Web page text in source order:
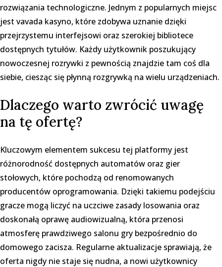
rozwiązania technologiczne. Jednym z popularnych miejsc
jest vavada kasyno, które zdobywa uznanie dzięki
przejrzystemu interfejsowi oraz szerokiej bibliotece
dostępnych tytułów. Każdy użytkownik poszukujący
nowoczesnej rozrywki z pewnością znajdzie tam coś dla
siebie, ciesząc się płynną rozgrywką na wielu urządzeniach.
Dlaczego warto zwrócić uwagę
na tę ofertę?
Kluczowym elementem sukcesu tej platformy jest
różnorodność dostępnych automatów oraz gier
stołowych, które pochodzą od renomowanych
producentów oprogramowania. Dzięki takiemu podejściu
gracze mogą liczyć na uczciwe zasady losowania oraz
doskonałą oprawę audiowizualną, która przenosi
atmosferę prawdziwego salonu gry bezpośrednio do
domowego zacisza. Regularne aktualizacje sprawiają, że
oferta nigdy nie staje się nudna, a nowi użytkownicy